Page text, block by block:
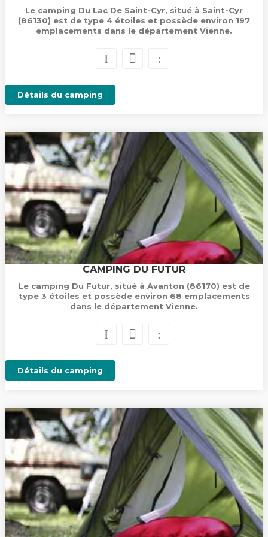
Le camping Du Lac De Saint-Cyr, situé à Saint-Cyr
(86130) est de type 4 étoiles et possède environ 197
emplacements dans le département Vienne.
Détails du camping
CAMPING DU FUTUR
Le camping Du Futur, situé à Avanton (86170) est de
type 3 étoiles et possède environ 68 emplacements
dans le département Vienne.
Détails du camping